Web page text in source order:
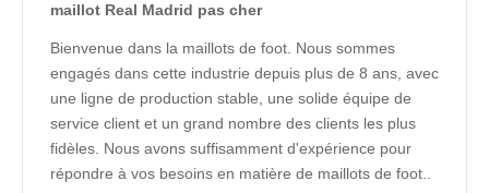
maillot Real Madrid pas cher
Bienvenue dans la maillots de foot. Nous sommes
engagés dans cette industrie depuis plus de 8 ans, avec
une ligne de production stable, une solide équipe de
service client et un grand nombre des clients les plus
fidèles. Nous avons suffisamment d'expérience pour
répondre à vos besoins en matière de maillots de foot..